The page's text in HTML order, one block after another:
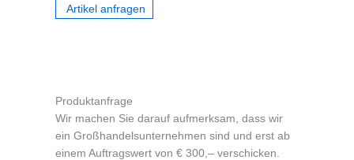
Artikel anfragen
Produktanfrage
Wir machen Sie darauf aufmerksam, dass wir
ein Großhandelsunternehmen sind und erst ab
einem Auftragswert von € 300,– verschicken.